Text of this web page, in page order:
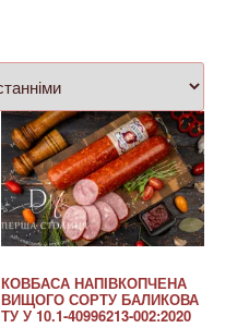
КОВБАСА НАПІВКОПЧЕНА
ВИЩОГО СОРТУ БАЛИКОВА
ТУ У 10.1-40996213-002:2020